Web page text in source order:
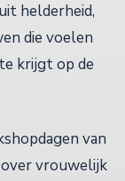
helderheid,
die voelen
krijgt op de
van
vrouwelijk